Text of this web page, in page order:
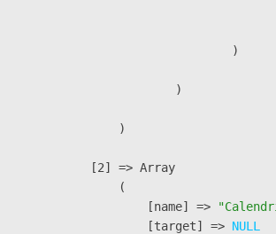
                        )
                )
        )
    [2] => Array
        (
            [name] =>
            [target] =>
NULL